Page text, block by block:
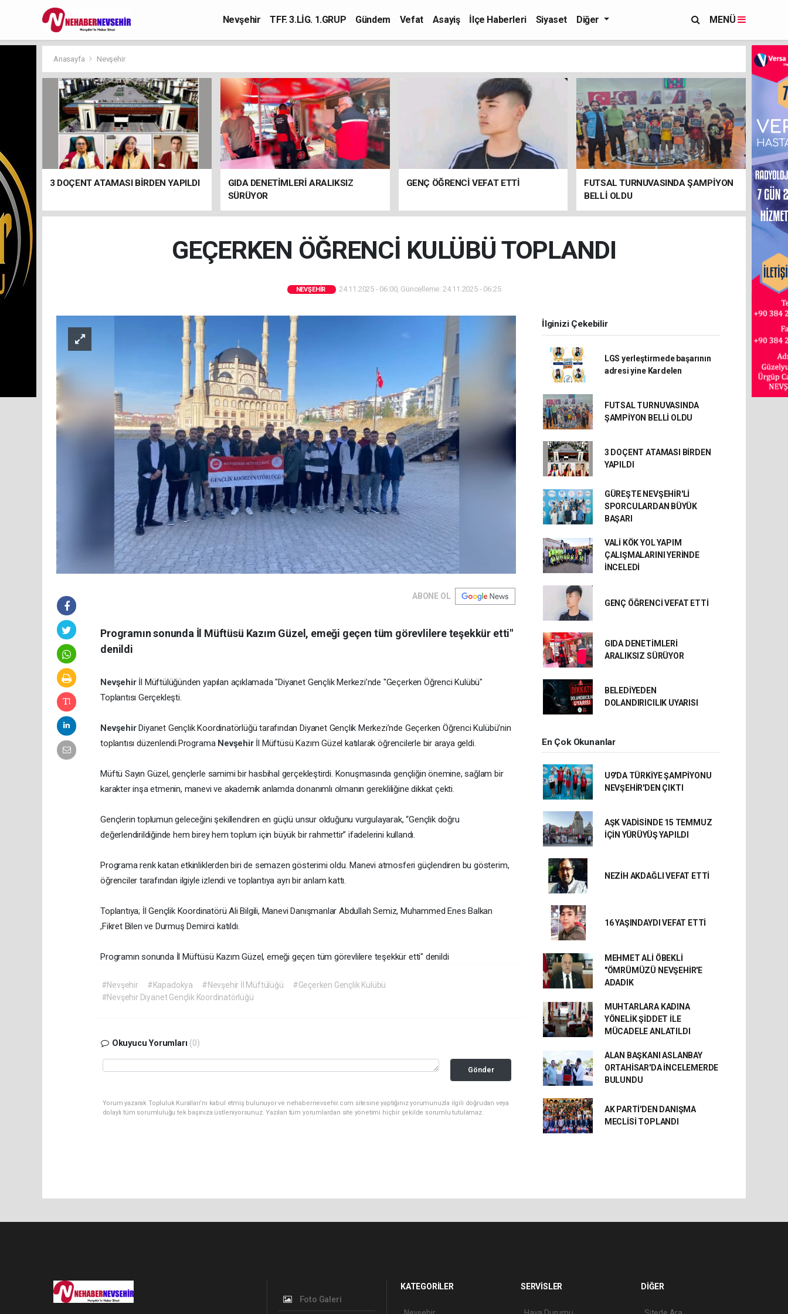
Nevşehir TFF. 3.LİG. 1.GRUP Gündem Vefat Asayiş İlçe Haberleri Siyaset Diğer MENÜ
Anasayfa Nevşehir
3 DOÇENT ATAMASI BİRDEN YAPILDI
GIDA DENETİMLERİ ARALIKSIZ
SÜRÜYOR
GENÇ ÖĞRENCİ VEFAT ETTİ
FUTSAL TURNUVASINDA ŞAMPİYON
BELLİ OLDU
GEÇERKEN ÖĞRENCİ KULÜBÜ TOPLANDI
NEVŞEHIR 24.11.2025 - 06:00, Güncelleme: 24.11.2025 - 06:25
ABONE OL
Programın sonunda İl Müftüsü Kazım Güzel, emeği geçen tüm görevlilere teşekkür etti"
denildi
Nevşehir İl Müftülüğünden yapılan açıklamada "Diyanet Gençlik Merkezi’nde "Geçerken Öğrenci Kulübü"
Toplantısı Gerçekleşti.
Nevşehir Diyanet Gençlik Koordinatörlüğü tarafından Diyanet Gençlik Merkezi’nde Geçerken Öğrenci Kulübü’nin
toplantısı düzenlendi.Programa Nevşehir İl Müftüsü Kazım Güzel katılarak öğrencilerle bir araya geldi.
Müftü Sayın Güzel, gençlerle samimi bir hasbihal gerçekleştirdi. Konuşmasında gençliğin önemine, sağlam bir
karakter inşa etmenin, manevi ve akademik anlamda donanımlı olmanın gerekliliğine dikkat çekti.
Gençlerin toplumun geleceğini şekillendiren en güçlü unsur olduğunu vurgulayarak, “Gençlik doğru
değerlendirildiğinde hem birey hem toplum için büyük bir rahmettir” ifadelerini kullandı.
Programa renk katan etkinliklerden biri de semazen gösterimi oldu. Manevi atmosferi güçlendiren bu gösterim,
öğrenciler tarafından ilgiyle izlendi ve toplantıya ayrı bir anlam kattı.
Toplantıya; İl Gençlik Koordinatörü Ali Bilgili, Manevi Danışmanlar Abdullah Semiz, Muhammed Enes Balkan
,Fikret Bilen ve Durmuş Demirci katıldı.
Programın sonunda İl Müftüsü Kazım Güzel, emeği geçen tüm görevlilere teşekkür etti" denildi
#Nevşehir #Kapadokya #Nevşehir İl Müftülüğü
#Geçerken Gençlik Kulübü
#Nevşehir Diyanet Gençlik Koordinatörlüğü
Okuyucu Yorumları (0)
Gönder
Yorum yazarak Topluluk Kuralları’nı kabul etmiş bulunuyor ve nehabernevsehir.com sitesine yaptığınız yorumunuzla ilgili doğrudan veya
dolaylı tüm sorumluluğu tek başınıza üstleniyorsunuz. Yazılan tüm yorumlardan site yönetimi hiçbir şekilde sorumlu tutulamaz.
İlginizi Çekebilir
LGS yerleştirmede başarının
adresi yine Kardelen
FUTSAL TURNUVASINDA
ŞAMPİYON BELLİ OLDU
3 DOÇENT ATAMASI BİRDEN
YAPILDI
GÜREŞTE NEVŞEHİR'Lİ
SPORCULARDAN BÜYÜK
BAŞARI
VALİ KÖK YOL YAPIM
ÇALIŞMALARINI YERİNDE
İNCELEDİ
GENÇ ÖĞRENCİ VEFAT ETTİ
GIDA DENETİMLERİ
ARALIKSIZ SÜRÜYOR
BELEDİYEDEN
DOLANDIRICILIK UYARISI
En Çok Okunanlar
U9'DA TÜRKİYE ŞAMPİYONU
NEVŞEHİR'DEN ÇIKTI
AŞK VADİSİNDE 15 TEMMUZ
İÇİN YÜRÜYÜŞ YAPILDI
NEZİH AKDAĞLI VEFAT ETTİ
16 YAŞINDAYDI VEFAT ETTİ
MEHMET ALİ ÖBEKLİ
"ÖMRÜMÜZÜ NEVŞEHİR'E
ADADIK
MUHTARLARA KADINA
YÖNELİK ŞİDDET İLE
MÜCADELE ANLATILDI
ALAN BAŞKANI ASLANBAY
ORTAHİSAR'DA İNCELEMERDE
BULUNDU
AK PARTİ'DEN DANIŞMA
MECLİSİ TOPLANDI
Foto Galeri
KATEGORİLER SERVİSLER DİĞER